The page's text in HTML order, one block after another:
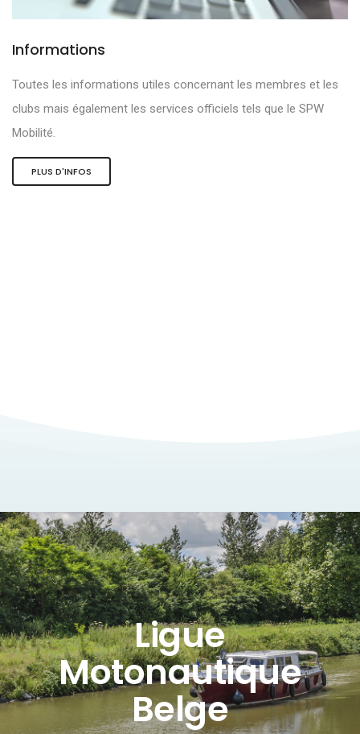
Informations
Toutes les informations utiles concernant les membres et les
clubs mais également les services officiels tels que le SPW
Mobilité.
PLUS D'INFOS
Ligue
Motonautique
Belge